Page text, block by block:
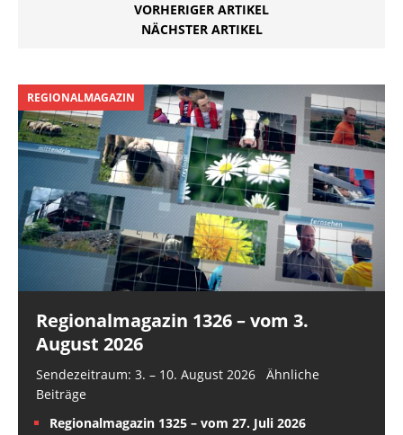
VORHERIGER ARTIKEL
NÄCHSTER ARTIKEL
REGIONALMAGAZIN
Regionalmagazin 1326 – vom 3.
August 2026
Sendezeitraum: 3. – 10. August 2026 Ähnliche
Beiträge
Regionalmagazin 1325 – vom 27. Juli 2026